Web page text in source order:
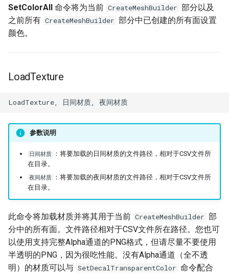
SetColorAll 命令将为当前 CreateMeshBuilder 部分以及
之前所有 CreateMeshBuilder 部分中已创建的所有面设置
颜色。
LoadTexture
参数说明
日间材质 ：将要加载的日间材质的文件路径，相对于CSV文件所
在目录。
夜间材质 ：将要加载的夜间材质的文件路径，相对于CSV文件所
在目录。
此命令将加载材质并将其用于当前 CreateMeshBuilder 部
分中的所有面。文件路径相对于CSV文件所在路径。您也可
以使用支持完整Alpha通道的PNG格式，但请尽量不要使用
半透明的PNG，因为很吃性能。没有Alpha通道（全不透
明）的材质可以与 SetDecalTransparentColor 命令配合